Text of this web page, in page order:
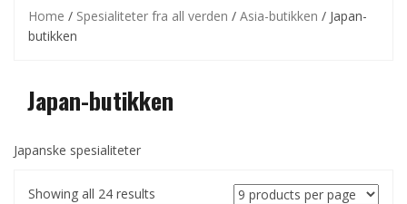
Home / Spesialiteter fra all verden / Asia-butikken / Japan-
butikken
Japan-butikken
Japanske spesialiteter
Showing all 24 results